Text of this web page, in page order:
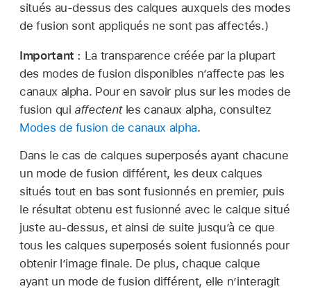
situés au-dessus des calques auxquels des modes
de fusion sont appliqués ne sont pas affectés.)
Important : La transparence créée par la plupart
des modes de fusion disponibles n’affecte pas les
canaux alpha. Pour en savoir plus sur les modes de
fusion qui affectentles canaux alpha, consultez
Modes de fusion de canaux alpha.
Dans le cas de calques superposés ayant chacune
un mode de fusion différent, les deux calques
situés tout en bas sont fusionnés en premier, puis
le résultat obtenu est fusionné avec le calque situé
juste au-dessus, et ainsi de suite jusqu’à ce que
tous les calques superposés soient fusionnés pour
obtenir l’image finale. De plus, chaque calque
ayant un mode de fusion différent, elle n’interagit